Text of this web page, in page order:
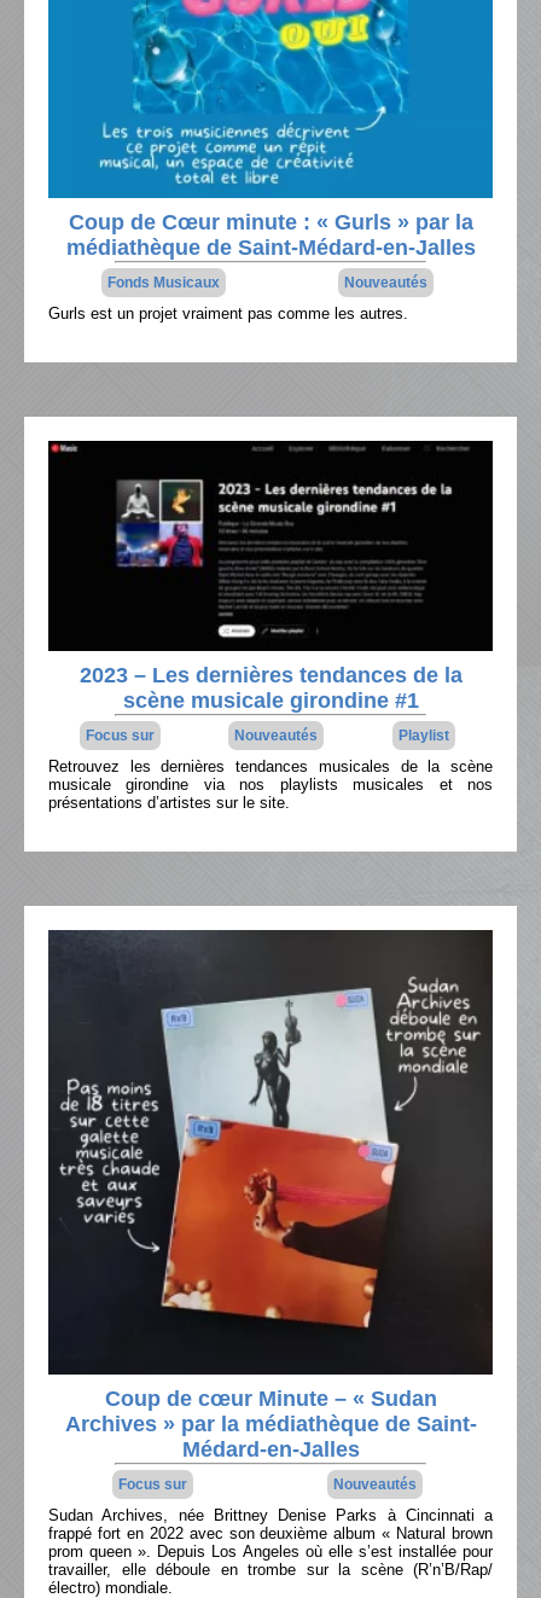
Coup de Cœur minute : « Gurls » par la
médiathèque de Saint-Médard-en-Jalles
Fonds Musicaux Nouveautés
Gurls est un projet vraiment pas comme les autres.
2023 – Les dernières tendances de la
scène musicale girondine #1
Focus sur Nouveautés Playlist
Retrouvez les dernières tendances musicales de la scène
musicale girondine via nos playlists musicales et nos
présentations d’artistes sur le site.
Coup de cœur Minute – « Sudan
Archives » par la médiathèque de Saint-
Médard-en-Jalles
Focus sur Nouveautés
Sudan Archives, née Brittney Denise Parks à Cincinnati a
frappé fort en 2022 avec son deuxième album « Natural brown
prom queen ». Depuis Los Angeles où elle s’est installée pour
travailler, elle déboule en trombe sur la scène (R’n’B/Rap/
électro) mondiale.